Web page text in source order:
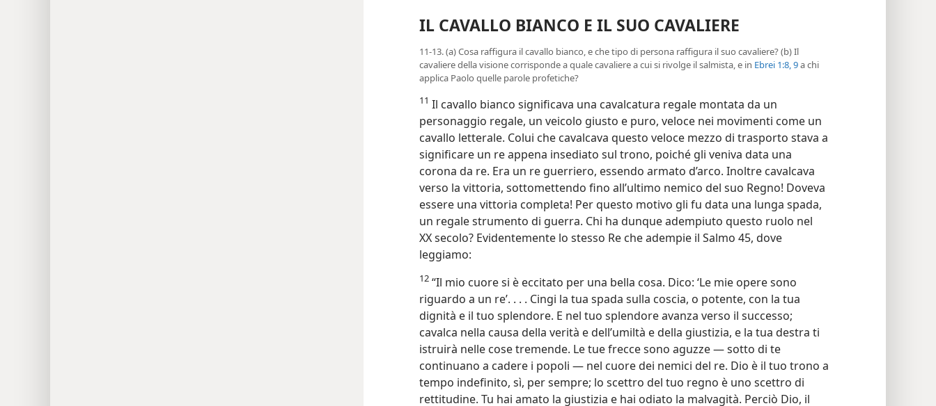
IL CAVALLO BIANCO E IL SUO CAVALIERE
11-13. (a) Cosa raffigura il cavallo bianco, e che tipo di persona raffigura il suo cavaliere? (b) Il
cavaliere della visione corrisponde a quale cavaliere a cui si rivolge il salmista, e in Ebrei 1:8, 9a chi
applica Paolo quelle parole profetiche?
11 Il cavallo bianco significava una cavalcatura regale montata da un
personaggio regale, un veicolo giusto e puro, veloce nei movimenti come un
cavallo letterale. Colui che cavalcava questo veloce mezzo di trasporto stava a
significare un re appena insediato sul trono, poiché gli veniva data una
corona da re. Era un re guerriero, essendo armato d’arco. Inoltre cavalcava
verso la vittoria, sottomettendo fino all’ultimo nemico del suo Regno! Doveva
essere una vittoria completa! Per questo motivo gli fu data una lunga spada,
un regale strumento di guerra. Chi ha dunque adempiuto questo ruolo nel
XX secolo? Evidentemente lo stesso Re che adempie il Salmo 45, dove
leggiamo:
12 “Il mio cuore si è eccitato per una bella cosa. Dico: ‘Le mie opere sono
riguardo a un re’. . . . Cingi la tua spada sulla coscia, o potente, con la tua
dignità e il tuo splendore. E nel tuo splendore avanza verso il successo;
cavalca nella causa della verità e dell’umiltà e della giustizia, e la tua destra ti
istruirà nelle cose tremende. Le tue frecce sono aguzze — sotto di te
continuano a cadere i popoli — nel cuore dei nemici del re. Dio è il tuo trono a
tempo indefinito, sì, per sempre; lo scettro del tuo regno è uno scettro di
rettitudine. Tu hai amato la giustizia e hai odiato la malvagità. Perciò Dio, il